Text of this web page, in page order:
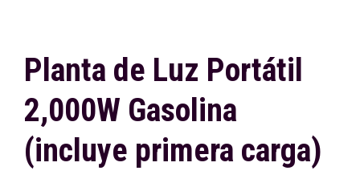
Planta de Luz Portátil
2,000W Gasolina
(incluye primera carga)